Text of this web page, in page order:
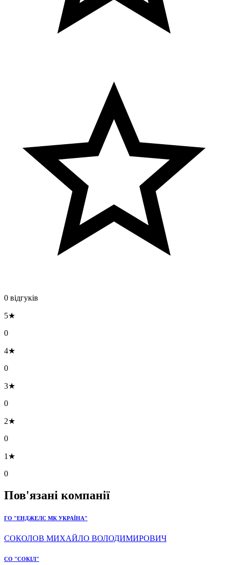
0 відгуків
5★
0
4★
0
3★
0
2★
0
1★
0
Пов'язані компанії
ГО "ЕНДЖЕЛС МК УКРАЇНА"
СОКОЛОВ МИХАЙЛО ВОЛОДИМИРОВИЧ
СО "СОКІЛ"